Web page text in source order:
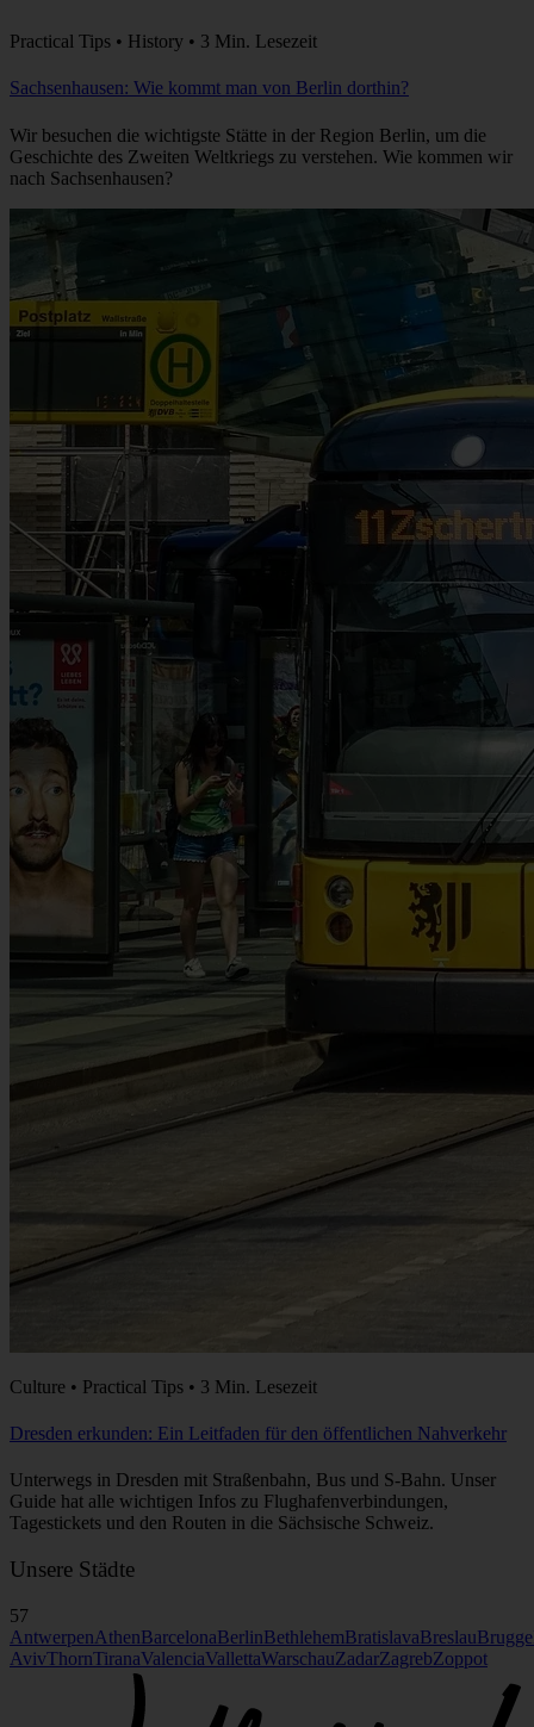
Practical Tips • History • 3 Min. Lesezeit
Sachsenhausen: Wie kommt man von Berlin dorthin?
Wir besuchen die wichtigste Stätte in der Region Berlin, um die
Geschichte des Zweiten Weltkriegs zu verstehen. Wie kommen wir
nach Sachsenhausen?
Culture • Practical Tips • 3 Min. Lesezeit
Dresden erkunden: Ein Leitfaden für den öffentlichen Nahverkehr
Unterwegs in Dresden mit Straßenbahn, Bus und S-Bahn. Unser
Guide hat alle wichtigen Infos zu Flughafenverbindungen,
Tagestickets und den Routen in die Sächsische Schweiz.
Unsere Städte
57
AntwerpenAthenBarcelonaBerlinBethlehemBratislavaBreslauBrugge
AvivThornTiranaValenciaVallettaWarschauZadarZagrebZoppot